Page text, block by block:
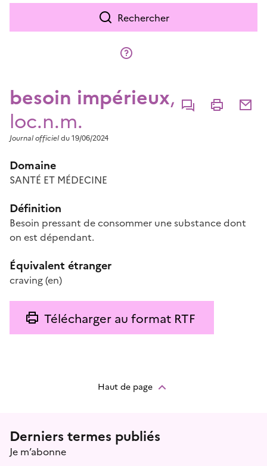
Rechercher
besoin impérieux,
loc.n.m.
CommenterImprimer
Journal officieldu 19/06/2024
Domaine
SANTÉ ET MÉDECINE
Définition
Besoin pressant de consommer une substance dont
on est dépendant.
Équivalent étranger
craving(en)
Télécharger au format RTF
Haut de page
Menu prefooter
Derniers termes publiés
Je m’abonne